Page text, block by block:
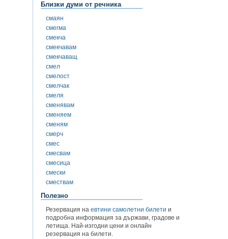
Близки думи от речника
смаян
смегма
смекча
смекчавам
смекчаващ
смел
смелост
смелчак
смеля
сменявам
сменяем
сменям
смерч
смес
смесвам
смесица
смески
смествам
Полезно
Резервация на евтини самолетни билети и
подробна информация за държави, градове и
летища. Най-изгодни цени и онлайн
резервация на билети.